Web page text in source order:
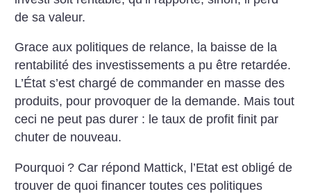
de sa valeur.
Grace aux politiques de relance, la baisse de la
rentabilité des investissements a pu être retardée.
L’État s’est chargé de commander en masse des
produits, pour provoquer de la demande. Mais tout
ceci ne peut pas durer : le taux de profit finit par
chuter de nouveau.
Pourquoi ? Car répond Mattick, l’Etat est obligé de
trouver de quoi financer toutes ces politiques